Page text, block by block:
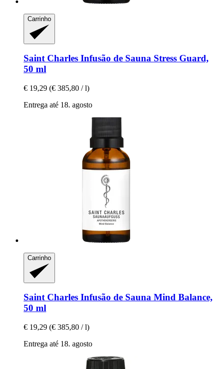
Carrinho
Saint Charles Infusão de Sauna Stress Guard,
50 ml
€ 19,29 (€ 385,80 / l)
Entrega até 18. agosto
Carrinho
Saint Charles Infusão de Sauna Mind Balance,
50 ml
€ 19,29 (€ 385,80 / l)
Entrega até 18. agosto